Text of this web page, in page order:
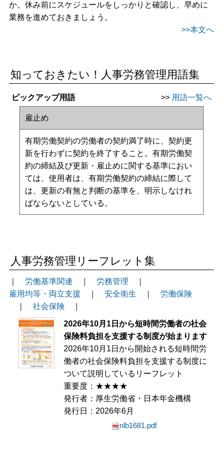
か。休み前にスケジュールをしっかりと確認し、早めに
業務を進めておきましょう。
>>本文へ
知っておきたい！人事労務管理用語集
ピックアップ用語 >> 用語一覧へ
雇止め
有期労働契約の労働者の契約満了時に、契約更
新を行わずに契約を終了すること。有期労働契
約の締結及び更新・雇止めに関する基準におい
ては、使用者は、有期労働契約の締結に際して
は、更新の有無と判断の基準を、明示しなけれ
ばならないとしている。
人事労務管理リーフレット集
労働基準関連 労務管理
雇用均等・両立支援
安全衛生
労働保険
社会保険
2026年10月1日から短時間労働者の社会
保険料負担を支援する制度が始まります
2026年10月1日から開始される短時間労
働者の社会保険料負担を支援する制度に
ついて説明しているリーフレット
重要度：★★★★
発行者：厚生労働省・日本年金機構
発行日：2026年6月
nlb1681.pdf